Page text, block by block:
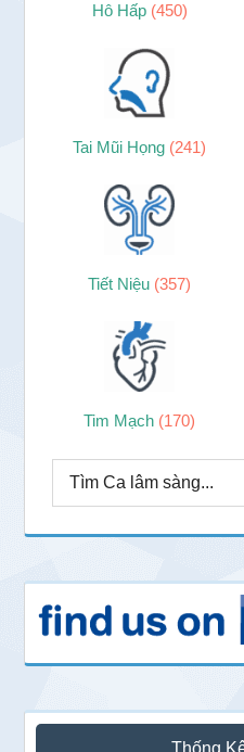
Hô Hấp (450)
Tai Mũi Họng (241)
Tiết Niệu (357)
Tim Mạch (170)